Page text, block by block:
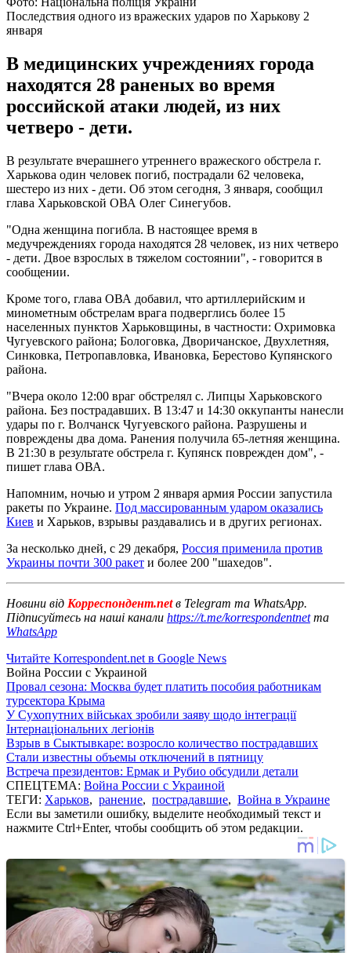
Последствия одного из вражеских ударов по Харькову 2
января
В медицинских учреждениях города
находятся 28 раненых во время
российской атаки людей, из них
четверо - дети.
В результате вчерашнего утреннего вражеского обстрела г.
Харькова один человек погиб, пострадали 62 человека,
шестеро из них - дети. Об этом сегодня, 3 января, сообщил
глава Харьковской ОВА Олег Синегубов.
"Одна женщина погибла. В настоящее время в
медучреждениях города находятся 28 человек, из них четверо
- дети. Двое взрослых в тяжелом состоянии", - говорится в
сообщении.
Кроме того, глава ОВА добавил, что артиллерийским и
минометным обстрелам врага подверглись более 15
населенных пунктов Харьковщины, в частности: Охримовка
Чугуевского района; Бологовка, Дворичанское, Двухлетняя,
Синковка, Петропавловка, Ивановка, Берестово Купянского
района.
"Вчера около 12:00 враг обстрелял с. Липцы Харьковского
района. Без пострадавших. В 13:47 и 14:30 оккупанты нанесли
удары по г. Волчанск Чугуевского района. Разрушены и
повреждены два дома. Ранения получила 65-летняя женщина.
В 21:30 в результате обстрела г. Купянск поврежден дом", -
пишет глава ОВА.
Напомним, ночью и утром 2 января армия России запустила
ракеты по Украине. Под массированным ударом оказались
Киев и Харьков, взрывы раздавались и в других регионах.
За несколько дней, с 29 декабря, Россия применила против
Украины почти 300 ракет и более 200 "шахедов".
Новини від Корреспондент.netв Telegram та WhatsApp.
Підписуйтесь на наші канали https://t.me/korrespondentnetта
WhatsApp
Читайте Korrespondent.net в Google News
Война России с Украиной
Провал сезона: Москва будет платить пособия работникам
турсектора Крыма
У Сухопутних військах зробили заяву щодо інтеграції
Інтернаціональних легіонів
Взрыв в Сыктывкаре: возросло количество пострадавших
Стали известны объемы отключений в пятницу
Встреча президентов: Ермак и Рубио обсудили детали
СПЕЦТЕМА: Война России с Украиной
ТЕГИ: Харьков, ранение, пострадавшие, Война в Украине
Если вы заметили ошибку, выделите необходимый текст и
нажмите Ctrl+Enter, чтобы сообщить об этом редакции.